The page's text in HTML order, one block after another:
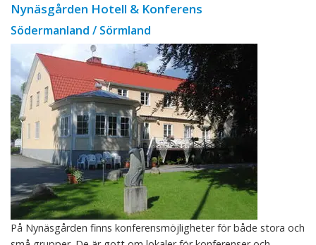
Nynäsgården Hotell & Konferens
Södermanland / Sörmland
På Nynäsgården finns konferensmöjligheter för både stora och